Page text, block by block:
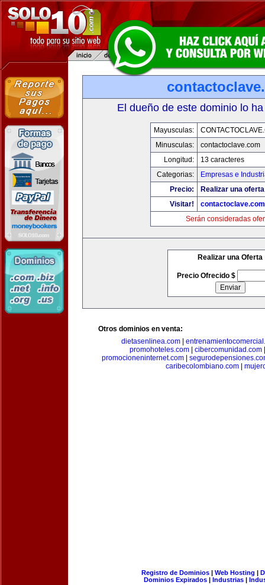
El dueño de este dominio lo
Mayusculas:
Minusculas:
contactoclave.com
Longitud:
13 caracteres
Categorias:
Empresas e
Precio:
Realizar una
Visitar!
contactoclave.com
Serán consideradas
Realizar una Oferta
Precio Ofrecido $
Otros dominios en venta:
dietasenlinea.com|
promohoteles.com
cibercomunidad.com
promocioneninternet.com|
caribecolombiano.com|
Registro de Dominios| Web Hosting |
Dominios Expirados | Industrias |